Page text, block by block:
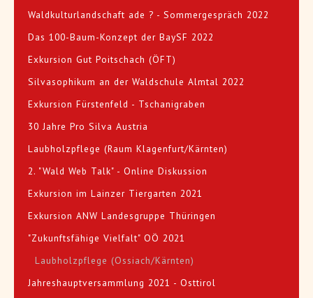
Waldkulturlandschaft ade ? - Sommergespräch 2022
Das 100-Baum-Konzept der BaySF 2022
Exkursion Gut Poitschach (ÖFT)
Silvasophikum an der Waldschule Almtal 2022
Exkursion Fürstenfeld - Tschanigraben
30 Jahre Pro Silva Austria
Laubholzpflege (Raum Klagenfurt/Kärnten)
2. "Wald Web Talk" - Online Diskussion
Exkursion im Lainzer Tiergarten 2021
Exkursion ANW Landesgruppe Thüringen
"Zukunftsfähige Vielfalt" OÖ 2021
Laubholzpflege (Ossiach/Kärnten)
Jahreshauptversammlung 2021 - Osttirol